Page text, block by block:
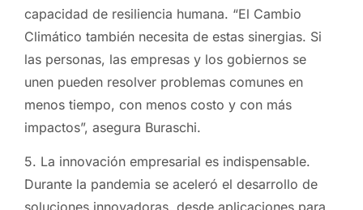
capacidad de resiliencia humana. “El Cambio
Climático también necesita de estas sinergias. Si
las personas, las empresas y los gobiernos se
unen pueden resolver problemas comunes en
menos tiempo, con menos costo y con más
impactos”, asegura Buraschi.
5. La innovación empresarial es indispensable.
Durante la pandemia se aceleró el desarrollo de